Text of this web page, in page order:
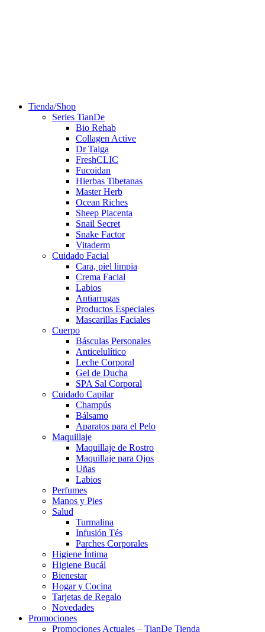
Tienda/Shop
Series TianDe
Bio Rehab
Collagen Active
Dr Taiga
FreshCLIC
Fucoidan
Hierbas Tibetanas
Master Herb
Ocean Riches
Sheep Placenta
Snail Secret
Snake Factor
Vitaderm
Cuidado Facial
Cara, piel limpia
Crema Facial
Labios
Antiarrugas
Productos Especiales
Mascarillas Faciales
Cuerpo
Básculas Personales
Anticelulítico
Leche Corporal
Gel de Ducha
SPA Sal Corporal
Cuidado Capilar
Champús
Bálsamo
Aparatos para el Pelo
Maquillaje
Maquillaje de Rostro
Maquillaje para Ojos
Uñas
Labios
Perfumes
Manos y Pies
Salud
Turmalina
Infusión Tés
Parches Corporales
Higiene Íntima
Higiene Bucál
Bienestar
Hogar y Cocina
Tarjetas de Regalo
Novedades
Promociones
Promociones Actuales – TianDe Tienda